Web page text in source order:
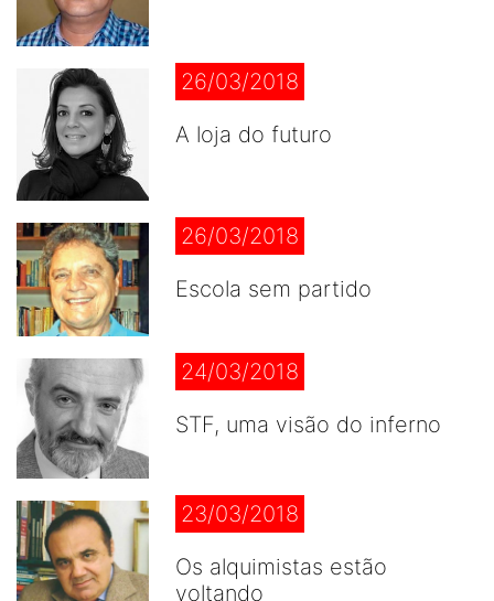
26/03/2018
A loja do futuro
26/03/2018
Escola sem partido
24/03/2018
STF, uma visão do inferno
23/03/2018
Os alquimistas estão
voltando